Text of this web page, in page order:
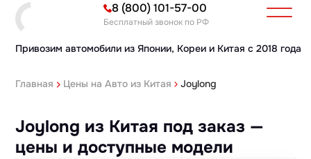
Привозим автомобили из Японии, Кореи и Китая с 2018 года
8 (800) 101-57-00
Бесплатный звонок по РФ
Главная Цены на Авто из Китая Joylong
Joylong из Китая под заказ —
цены и доступные модели